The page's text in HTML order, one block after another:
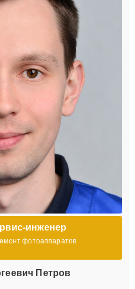
инженер
фотоаппаратов
Петров